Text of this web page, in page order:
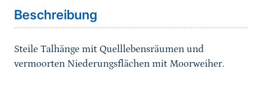
Beschreibung
Steile Talhänge mit Quelllebensräumen und
vermoorten Niederungsflächen mit Moorweiher.